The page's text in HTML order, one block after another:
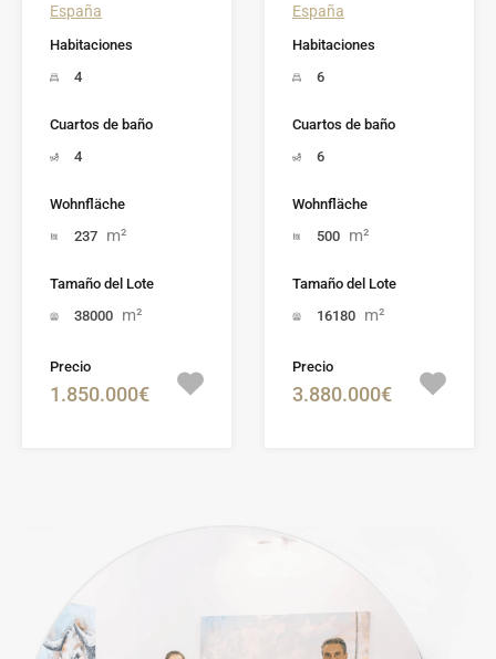
España
Habitaciones
4
Cuartos de baño
4
Wohnfläche
237 m²
Tamaño del Lote
38000 m²
Precio
1.850.000€
España
Habitaciones
6
Cuartos de baño
6
Wohnfläche
500 m²
Tamaño del Lote
16180 m²
Precio
3.880.000€